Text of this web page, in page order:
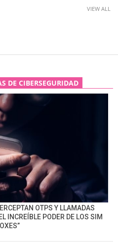
VIEW ALL
DE CIBERSEGURIDAD
OTPS Y LLAMADAS
INCREÍBLE PODER DE LOS SIM